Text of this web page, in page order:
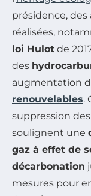
présidence,
réalisées,
loi Hulot de
des
augmentation
renouvelables.
suppression des
soulignent une
gaz à effet de
décarbonation
mesures pour